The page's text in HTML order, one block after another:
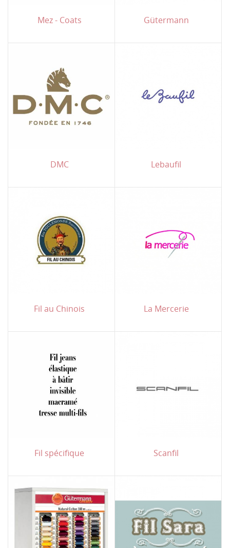
Mez - Coats Gütermann
DMC Lebaufil
Fil au Chinois La Mercerie
Fil spécifique Scanfil